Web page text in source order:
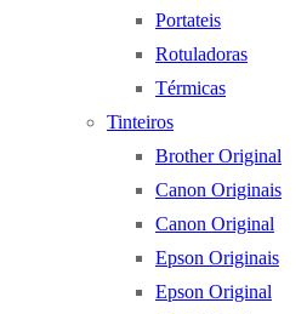
Portateis
Rotuladoras
Térmicas
Tinteiros
Brother Original
Canon Originais
Canon Original
Epson Originais
Epson Original